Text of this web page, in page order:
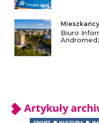
Biuro
Artykuły